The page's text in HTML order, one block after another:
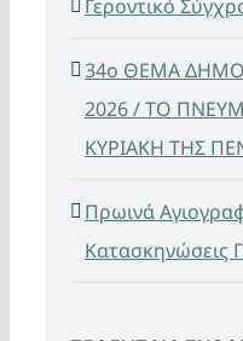
Γεροντικό
34ο ΘΕΜΑ
2026 / ΤΟ
ΚΥΡΙΑΚΗ ΤΗΣ
Πρωινά
Κατασκηνώσεις